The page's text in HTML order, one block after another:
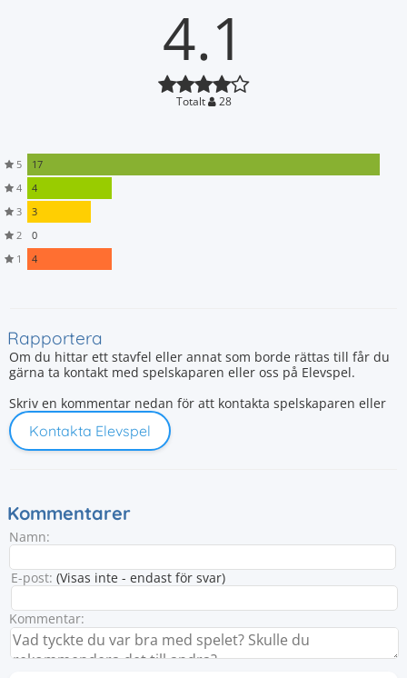
4.1
Totalt 28
5
17
4
4
3
3
2
0
1
4
Rapportera
Om du hittar ett stavfel eller annat som borde rättas till får du
gärna ta kontakt med spelskaparen eller oss på Elevspel.
Skriv en kommentar nedan för att kontakta spelskaparen eller
Kontakta Elevspel
Kommentarer
Namn:
E-post: (Visas inte - endast för svar)
Kommentar: